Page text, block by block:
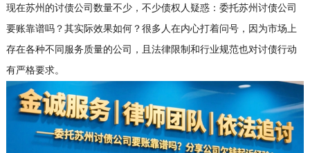
现在苏州的讨债公司 数量不少，不少债权人疑惑：委托苏州讨债公司
要账靠谱吗？其实际效果如何？很多人在内心打着问号，因为市场上
存在各种不同服务质量的公司，且法律限制和行业规范也对讨债行动
有严格要求。